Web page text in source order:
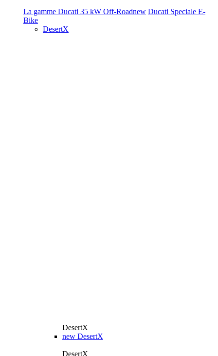
La gamme Ducati 35 kW Off-Roadnew Ducati Speciale E-
Bike
DesertX
DesertX
new DesertX
DesertX